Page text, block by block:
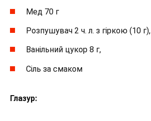
Мед 70 г
Розпушувач 2 ч. л. з гіркою (10 г),
Ванільний цукор 8 г,
Сіль за смаком
Глазур: